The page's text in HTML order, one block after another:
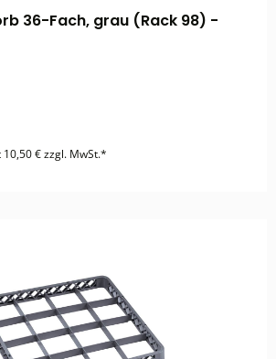
36-Fach, grau (Rack 98) -
€ zzgl. MwSt.*